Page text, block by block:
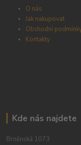
O nás
Jak nakupovat
Obchodní
Kontakty
Kde nás najdete
Brněnská 1073